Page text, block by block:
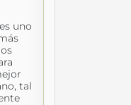
uno
tal